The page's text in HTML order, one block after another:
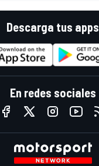
Descarga tus apps
En redes sociales